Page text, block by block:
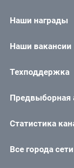
Наши награды
Наши вакансии
Техподдержка
Предвыборная
Статистика
Все города сети